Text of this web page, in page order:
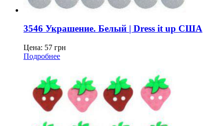
3546 Украшение. Белый | Dress it up США
Цена: 57 грн
Подробнее